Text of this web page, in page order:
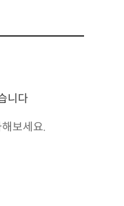
니다
보세요.